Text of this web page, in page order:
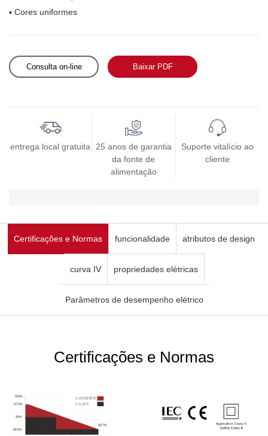
▪ Cores uniformes
Consulta on-line Baixar PDF
entrega local gratuita
25 anos de garantia
da fonte de
alimentação
Suporte vitalício ao
cliente
Certificações e Normas funcionalidade atributos de design
curva IV propriedades elétricas
Parâmetros de desempenho elétrico
Certificações e Normas